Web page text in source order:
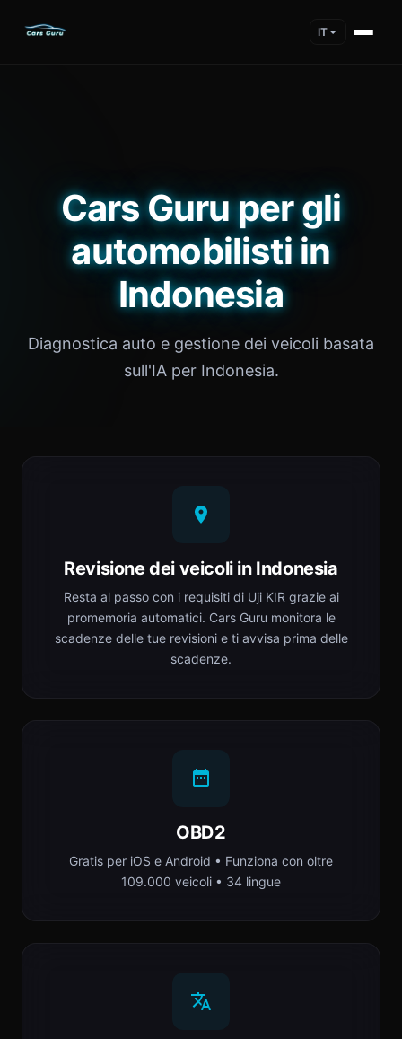
IT
Cars Guru per gli
automobilisti in
Indonesia
Diagnostica auto e gestione dei veicoli basata
sull'IA per Indonesia.
Revisione dei veicoli in Indonesia
Resta al passo con i requisiti di Uji KIR grazie ai
promemoria automatici. Cars Guru monitora le
scadenze delle tue revisioni e ti avvisa prima delle
scadenze.
OBD2
Gratis per iOS e Android • Funziona con oltre
109.000 veicoli • 34 lingue